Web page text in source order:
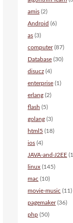
amis (2)
Android (6)
as (3)
computer(87)
Database (30)
disucz (4)
enterprise (1)
erlang (2)
flash (5)
golang (3)
html5 (18)
ios (4)
JAVA-and-J2EE
linux (145)
mac (10)
movie-music (11)
pagemaker(36)
php (50)